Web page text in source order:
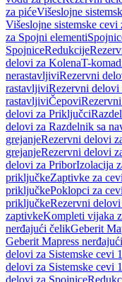
za pićeVišeslojne
Višeslojne sistemske cevi
za Spojni elementi
SpojniceRedukcije
delovi za KolenaT-
nerastavljiviRezervni
rastavljiviRezervni delovi
rastavljiviČepovi
delovi za Priključci
delovi za Razdelnik sa
grejanjeRezervni delovi
grejanjeRezervni delovi
delovi za PriborIzolacija
priključkeZaptivke za
priključkePoklopci za cevi
priključkeRezervni
zaptivkeKompleti vijaka
nerđajući čelikGeberit
Geberit Mapress
delovi za Sistemske cevi
delovi za Sistemske cevi
delovi za Spojnice